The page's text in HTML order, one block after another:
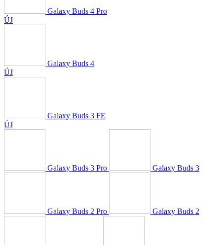
Galaxy Buds 4 Pro
ÚJ
Galaxy Buds 4
ÚJ
Galaxy Buds 3 FE
ÚJ
Galaxy Buds 3 Pro Galaxy Buds 3
Galaxy Buds 2 Pro Galaxy Buds 2